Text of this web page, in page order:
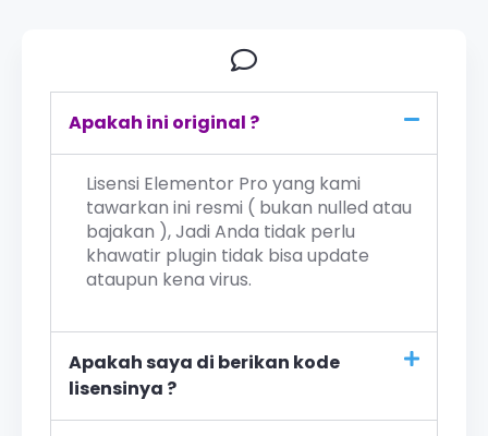
Apakah ini original ?
Lisensi Elementor Pro yang kami
tawarkan ini resmi ( bukan nulled atau
bajakan ), Jadi Anda tidak perlu
khawatir plugin tidak bisa update
ataupun kena virus.
Apakah saya di berikan kode
lisensinya ?